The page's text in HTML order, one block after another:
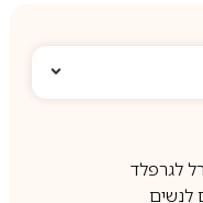
לנשים